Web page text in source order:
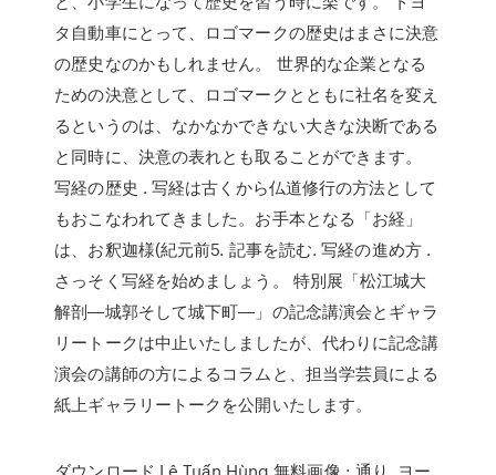
タ自動車にとって、ロゴマークの歴史はまさに決意
の歴史なのかもしれません。 世界的な企業となる
ための決意として、ロゴマークとともに社名を変え
るというのは、なかなかできない大きな決断である
と同時に、決意の表れとも取ることができます。
写経の歴史 . 写経は古くから仏道修行の方法として
もおこなわれてきました。お手本となる「お経」
は、お釈迦様(紀元前5. 記事を読む. 写経の進め方 .
さっそく写経を始めましょう。 特別展「松江城大
解剖―城郭そして城下町―」の記念講演会とギャラ
リートークは中止いたしましたが、代わりに記念講
演会の講師の方によるコラムと、担当学芸員による
紙上ギャラリートークを公開いたします。
ダウンロード Lê Tuấn Hùng 無料画像 : 通り, ヨー